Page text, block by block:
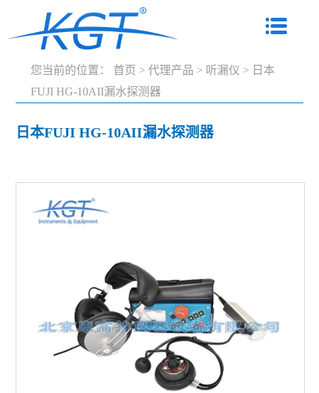
您当前的位置： 首页 > 代理产品 > 听漏仪 > 日本
FUJI HG-10AII漏水探测器
日本FUJI HG-10AII漏水探测器